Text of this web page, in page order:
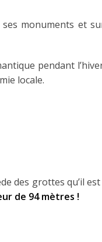
ses monuments et
pendant
locale.
des grottes qu’il
de 94 mètres !